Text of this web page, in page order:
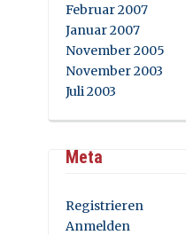
Februar 2007
Januar 2007
November 2005
November 2003
Juli 2003
Meta
Registrieren
Anmelden